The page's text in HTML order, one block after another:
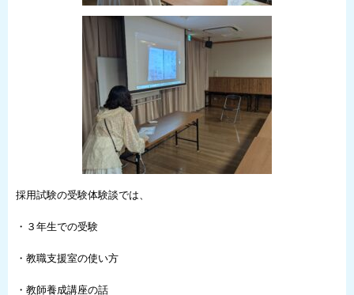
採用試験の受験体験談では、
・３年生での受験
・教職支援室の使い方
・教師養成講座の話